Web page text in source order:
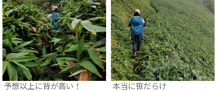
予想以上に背が高い！ 本当に笹だらけ